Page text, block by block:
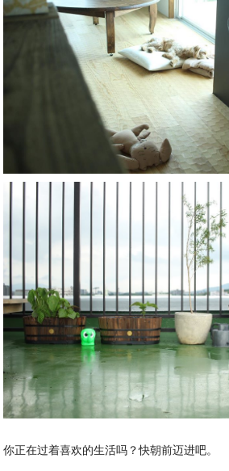
你正在过着喜欢的生活吗？快朝前迈进吧。